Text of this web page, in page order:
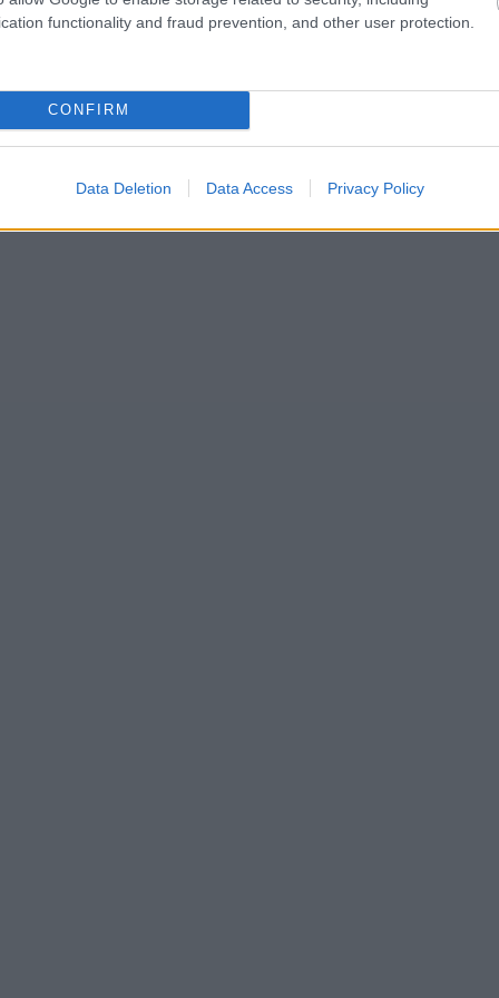
functionality and fraud prevention, and other user protection.
CONFIRM
Data Deletion Data Access Privacy Policy